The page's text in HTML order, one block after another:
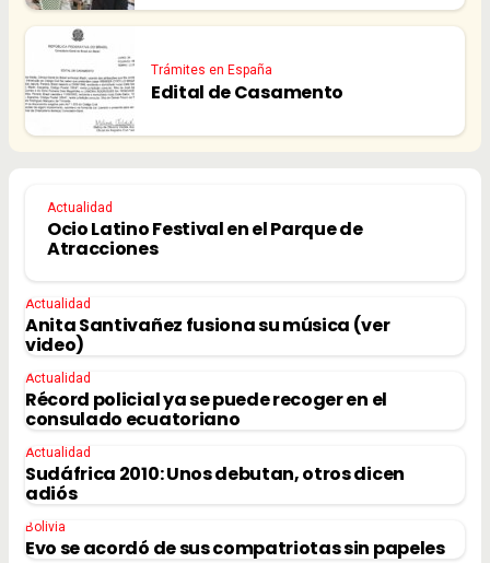
Trámites en España
Edital de Casamento
Actualidad
Ocio Latino Festival en el Parque de
Atracciones
Actualidad
Anita Santivañez fusiona su música (ver
video)
Actualidad
Récord policial ya se puede recoger en el
consulado ecuatoriano
Actualidad
Sudáfrica 2010: Unos debutan, otros dicen
adiós
Bolivia
Evo se acordó de sus compatriotas sin papeles